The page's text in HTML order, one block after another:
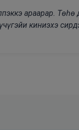
араарар.
киниэхэ